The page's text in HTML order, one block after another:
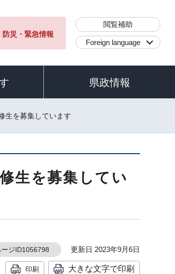
防災・緊急情報
閲覧補助
Foreign language
県政情報
生を募集しています
生を募集してい
ージID1056798 更新日 2023年9月6日
印刷 大きな文字で印刷